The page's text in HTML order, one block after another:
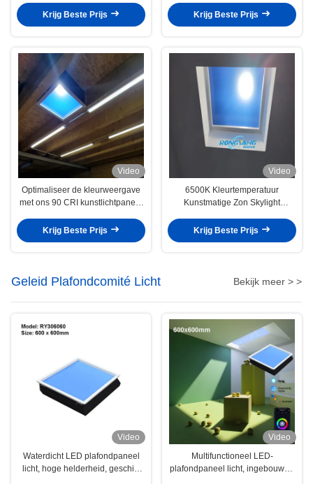
Krijg Beste Prijs
L600*B600*H450 mm
Krijg Beste Prijs
Video
Optimaliseer de kleurweergave
met ons 90 CRI kunstlichtpaneel
Krijg Beste Prijs
Video
6500K Kleurtemperatuur
Kunstmatige Zon Skylight
Lichtsimulatie Met
Bewegingsdetectie
Krijg Beste Prijs
Geleid Plafondcomité Licht Bekijk meer > >
Video
Waterdicht LED plafondpaneel
licht, hoge helderheid, geschikt
Video
Multifunctioneel LED-
plafondpaneel licht, ingebouwde